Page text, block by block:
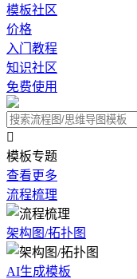
模板社区
价格
入门教程
知识社区
免费使用

模板专题
查看更多
流程梳理
架构图/拓扑图
AI生成模板